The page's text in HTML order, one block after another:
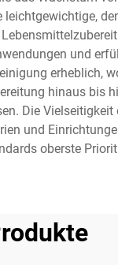
und
erheblich,
hinaus bis
Die
und
oberste